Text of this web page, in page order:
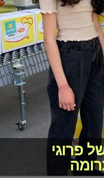
פרוגי